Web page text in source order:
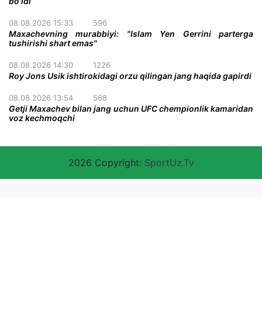
08.08.2026 15:33 596
Maxachevning murabbiyi: "Islam Yen Gerrini parterga
tushirishi shart emas"
08.08.2026 14:30 1226
Roy Jons Usik ishtirokidagi orzu qilingan jang haqida gapirdi
08.08.2026 13:54 568
Getji Maxachev bilan jang uchun UFC chempionlik kamaridan
voz kechmoqchi
2026 Copyright: SportUz.Tv